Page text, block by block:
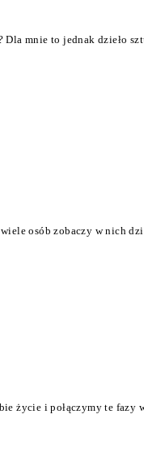
Dla mnie to jednak dzieło
osób zobaczy w nich
życie i połączymy te fazy